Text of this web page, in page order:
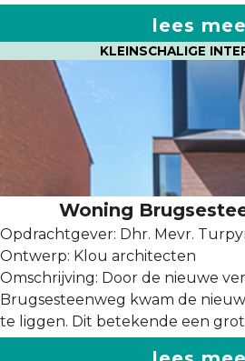
behoud van kwalitatieve
de ruimtelijke sterktes van het
Structurele wanden en daken
de overbodige elementen
tuin werd opengewerkt rond de
bomen en struiken die mee de
in de woning herdefiniëren. Het
en natuursteen herinnert niet
bouwperiode van de
ze ook in haar hedendaagse
lees
KLEINSCHALIGE
Woning
Opdrachtgever: Dhr. Mevr.
Ontwerp: Klou architecten
Omschrijving: Door de nieuwe
Brugsesteenweg kwam de
te liggen. Dit betekende een
toe. Een diepere voortuin -die er